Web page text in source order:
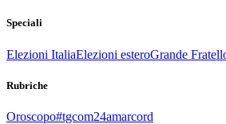
Speciali
Elezioni ItaliaElezioni esteroGrande
Rubriche
Oroscopo#tgcom24amarcord